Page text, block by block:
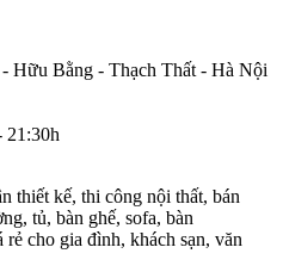
Hữu Bằng - Thạch Thất - Hà Nội
21:30h
thiết kế, thi công nội thất, bán
tủ, bàn ghế, sofa, bàn
cho gia đình, khách sạn, văn